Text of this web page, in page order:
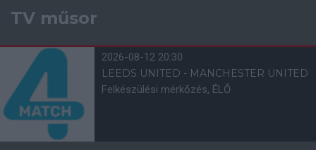
TV műsor
2026-08-12 20:30
LEEDS UNITED - MANCHESTER UNITED
Felkészülési mérkőzés, ÉLŐ